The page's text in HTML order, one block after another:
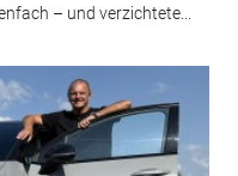
– und verzichtete...